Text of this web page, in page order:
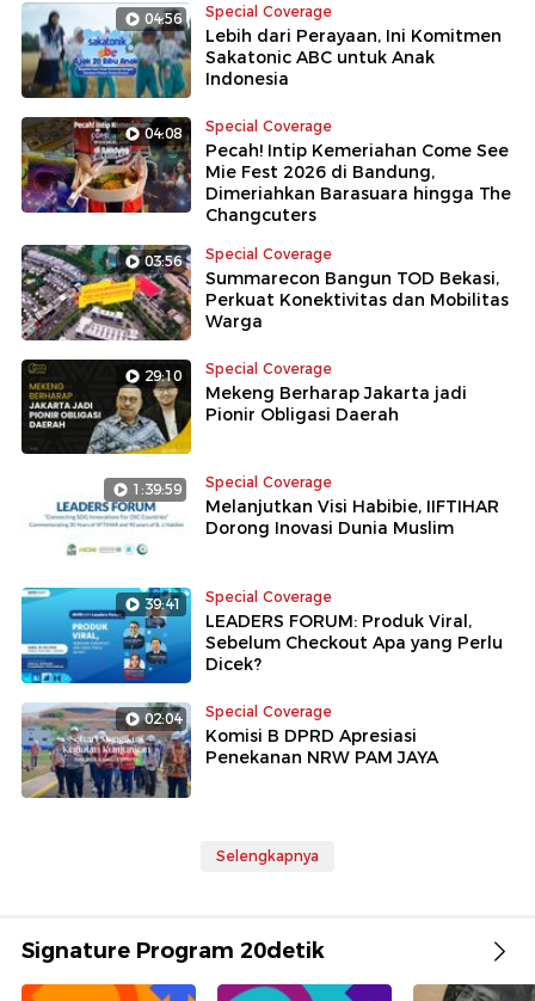
04:56 Special Coverage
Lebih dari Perayaan, Ini Komitmen
Sakatonic ABC untuk Anak
Indonesia
04:08 Special Coverage
Pecah! Intip Kemeriahan Come See
Mie Fest 2026 di Bandung,
Dimeriahkan Barasuara hingga The
Changcuters
03:56 Special Coverage
Summarecon Bangun TOD Bekasi,
Perkuat Konektivitas dan Mobilitas
Warga
29:10 Special Coverage
Mekeng Berharap Jakarta jadi
Pionir Obligasi Daerah
1:39:59 Special Coverage
Melanjutkan Visi Habibie, IIFTIHAR
Dorong Inovasi Dunia Muslim
39:41 Special Coverage
LEADERS FORUM: Produk Viral,
Sebelum Checkout Apa yang Perlu
Dicek?
02:04 Special Coverage
Komisi B DPRD Apresiasi
Penekanan NRW PAM JAYA
Selengkapnya
Signature Program 20detik